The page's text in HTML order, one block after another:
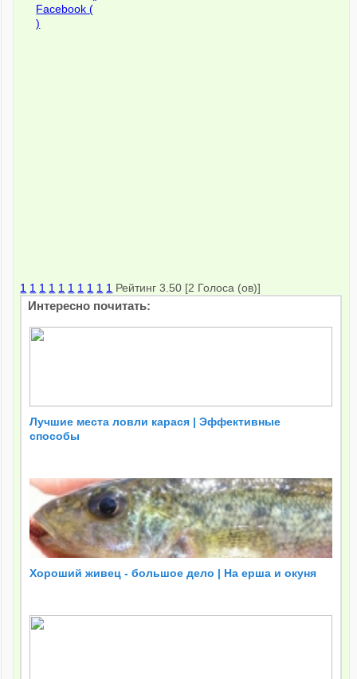
Facebook (
)
1 1 1 1 1 1 1 1 1 1 Рейтинг 3.50 [2 Голоса (ов)]
Интересно почитать:
Лучшие места ловли карася | Эффективные
способы
Хороший живец - большое дело | На ерша и окуня